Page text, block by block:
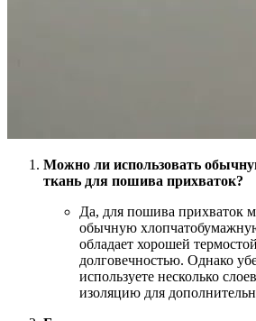
Можно ли использовать
ткань для пошива прихваток?
Да, для пошива прихваток
обычную
обладает хорошей
долговечностью. Однако
используете несколько
изоляцию для